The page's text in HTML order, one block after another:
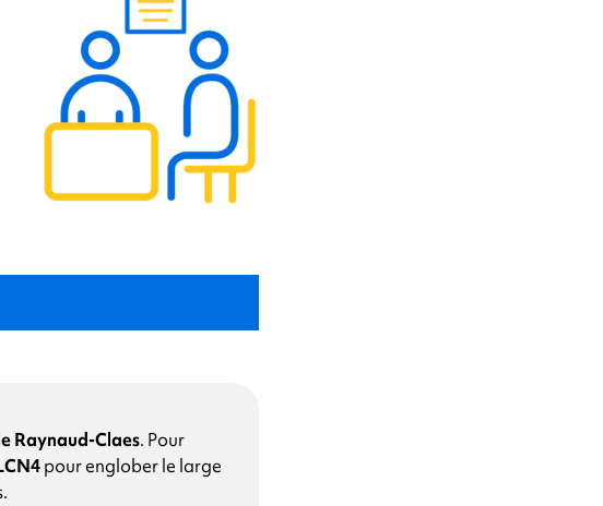
Raynaud-Claes. Pour
pour englober le large